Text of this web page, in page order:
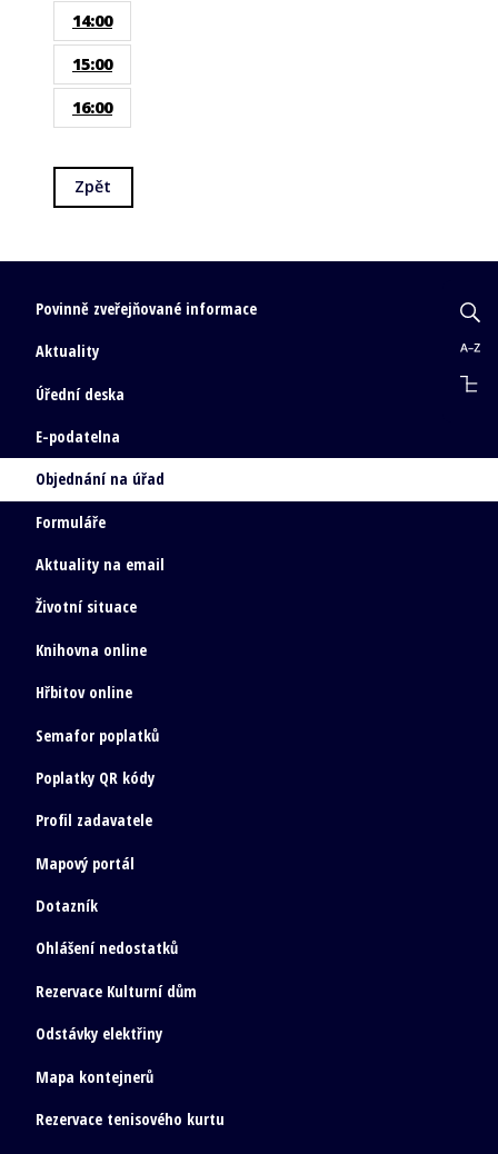
14:00
15:00
16:00
Zpět
Povinně zveřejňované informace
Aktuality
Úřední deska
E-podatelna
Objednání na úřad
Formuláře
Aktuality na email
Životní situace
Knihovna online
Hřbitov online
Semafor poplatků
Poplatky QR kódy
Profil zadavatele
Mapový portál
Dotazník
Ohlášení nedostatků
Rezervace Kulturní dům
Odstávky elektřiny
Mapa kontejnerů
Rezervace tenisového kurtu